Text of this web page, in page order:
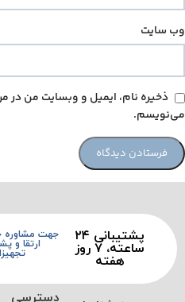
وب‌ سایت
ذخیره نام، ایمیل و وبسایت من در
می‌نویسم.
پشتیبانی ۲۴
ساعته، ۷ روز
هفته
جهت مشاوره
ارتقا و
دسترسی